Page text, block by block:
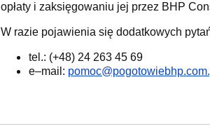
opłaty i zaksięgowaniu jej przez BHP
W razie pojawienia się dodatkowych
tel.: (+48) 24 263 45 69
e–mail: